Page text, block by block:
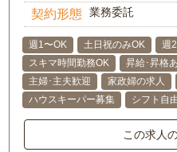
契約形態 業務委託
週1〜OK 土日祝のみOK
週
スキマ時間勤務OK
昇給･昇格
主婦･主夫歓迎
家政婦の求人
ハウスキーパー募集
シフト自
この求人